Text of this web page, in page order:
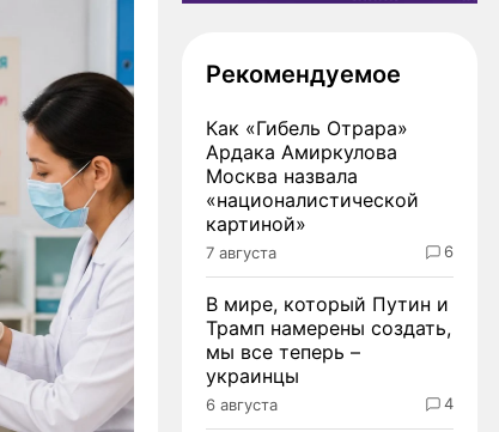
Рекомендуемое
Как «Гибель Отрара»
Ардака Амиркулова
Москва назвала
«националистической
картиной»
7 августа 6
В мире, который Путин и
Трамп намерены создать,
мы все теперь –
украинцы
6 августа 4